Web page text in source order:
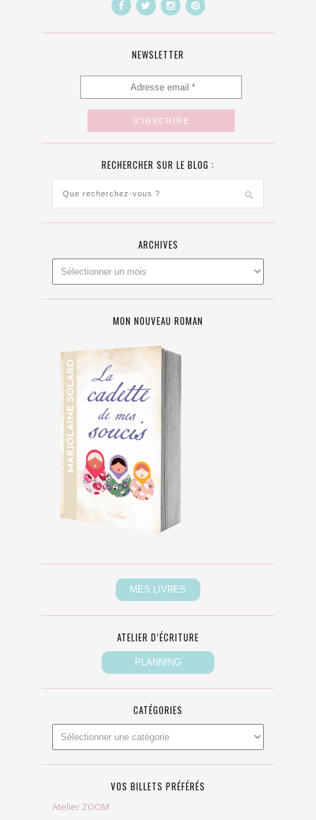
NEWSLETTER
RECHERCHER SUR LE BLOG :
ARCHIVES
MON NOUVEAU ROMAN
ATELIER D’ÉCRITURE
CATÉGORIES
VOS BILLETS PRÉFÉRÉS
Atelier ZOOM